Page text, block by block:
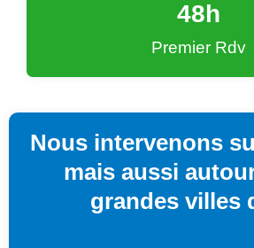
Premier Rdv
48h
Nous intervenons
mais aussi
grandes villes